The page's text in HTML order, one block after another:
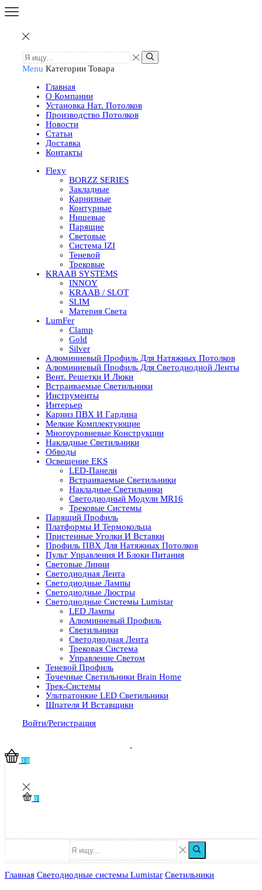
Menu Категории Товара
Главная
О Компании
Установка Нат. Потолков
Производство Потолков
Новости
Статьи
Доставка
Контакты
Flexy
BORZZ SERIES
Закладные
Карнизные
Контурные
Нишевые
Парящие
Световые
Система IZI
Теневой
Трековые
KRAAB SYSTEMS
INNOY
KRAAB / SLOT
SLIM
Материя Света
LumFer
Clamp
Gold
Silver
Алюминиевый Профиль Для Натяжных Потолков
Алюминиевый Профиль Для Светодиодной Ленты
Вент. Решетки И Люки
Встраиваемые Светильники
Инструменты
Интерьер
Карниз ПВХ И Гардина
Мелкие Комплектующие
Многоуровневые Конструкции
Накладные Светильники
Обводы
Освещение EKS
LED-Панели
Встраиваемые Светильники
Накладные Светильники
Светодиодный Модули MR16
Трековые Системы
Парящий Профиль
Платформы И Термокольца
Пристенные Уголки И Вставки
Профиль ПВХ Для Натяжных Потолков
Пульт Управления И Блоки Питания
Световые Линии
Светодиодная Лента
Светодиодные Лампы
Светодиодные Люстры
Светодиодные Системы Lumistar
LED Лампы
Алюминиевый Профиль
Светильники
Светодиодная Лента
Трековая Система
Управление Светом
Теневой Профиль
Точечные Светильники Brain Home
Трек-Системы
Ультратонкие LED Светильники
Шпателя И Вставщики
Войти/Регистрация
0 0
0
Главная Светодиодные системы Lumistar Светильники